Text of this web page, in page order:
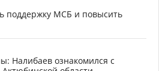
поддержку МСБ и повысить
Налибаев ознакомился с